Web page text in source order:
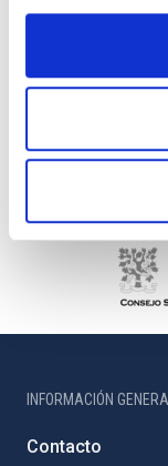
INFORMACIÓN GENERAL
Contacto